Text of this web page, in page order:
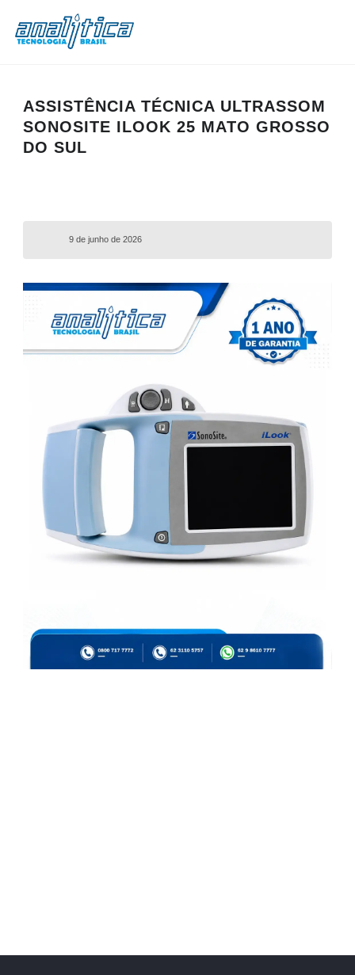
ASSISTÊNCIA TÉCNICA ULTRASSOM
SONOSITE ILOOK 25 MATO GROSSO
DO SUL
9 de junho de 2026